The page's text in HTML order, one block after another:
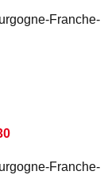
Franche-
Franche-